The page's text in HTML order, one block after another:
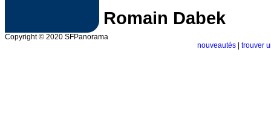
Romain Dabek
Copyright © 2020 SFPanorama
nouveautés
trouver